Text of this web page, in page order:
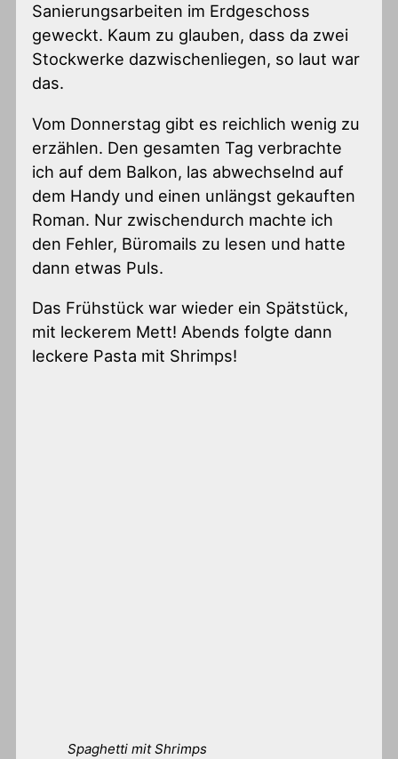
Sanierungsarbeiten im Erdgeschoss
geweckt. Kaum zu glauben, dass da zwei
Stockwerke dazwischenliegen, so laut war
das.
Vom Donnerstag gibt es reichlich wenig zu
erzählen. Den gesamten Tag verbrachte
ich auf dem Balkon, las abwechselnd auf
dem Handy und einen unlängst gekauften
Roman. Nur zwischendurch machte ich
den Fehler, Büromails zu lesen und hatte
dann etwas Puls.
Das Frühstück war wieder ein Spätstück,
mit leckerem Mett! Abends folgte dann
leckere Pasta mit Shrimps!
Spaghetti mit Shrimps